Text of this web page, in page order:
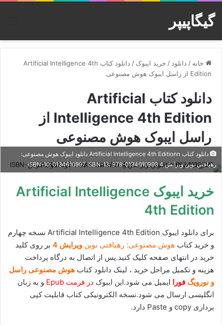
گیگاپیپر
خانه / دانلود / خرید ایبوک /
دانلود کتاب Artificial Intelligence 4th
Edition از راسل ایبوک هوش مصنوعی
دانلود کتاب Artificial
Intelligence 4th Edition از
راسل ایبوک هوش مصنوعی
دانلود کتاب Artificial Intelligence 4th Editionn دانلود ایبوک هوش مصنوعی:
رهیافتی نوین ویرایش 4 ISBN-10: 0134610997 ISBN-13: 978-0134610993
خرید ایبوک Artificial Intelligence
4th Edition
برای دانلود ایبوک Artificial Intelligence 4th Edition نسخه چهارم
و خرید کتاب هوش مصنوعی: رهیافتی نوین ویرایش 4
بر روی کلید
خرید در انتهای صفحه کلیک کنید.پس از اتصال به درگاه پرداخت
هزینه و تکمیل مراحل خرید ، لینک دانلود کتاب هوش مصنوعی راسل
و نورویگ فورا ایمیل می شود.این ایبوک در فرمت Epub
و به زبان
انگلیسی ارسال می شود.نسخه الکترونیکی کتاب قابلیت کپی
برداری copy و Paste دارد.